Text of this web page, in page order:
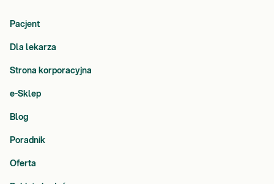
Pacjent
Dla lekarza
Strona korporacyjna
e-Sklep
Blog
Poradnik
Oferta